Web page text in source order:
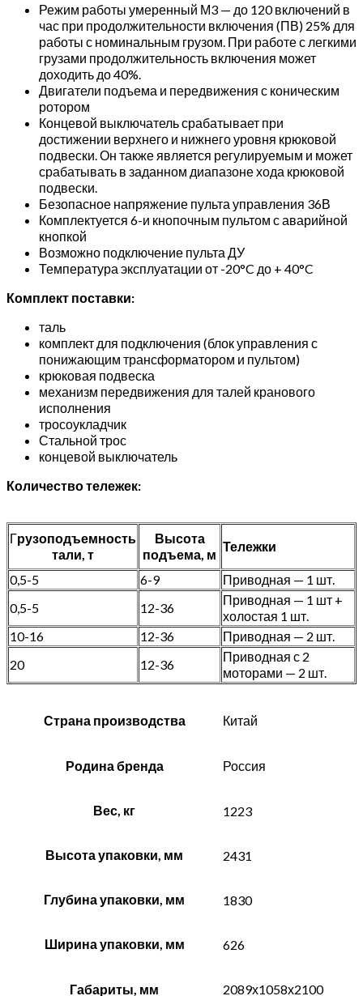
Режим работы умеренный М3 — до 120 включений в
час при продолжительности включения (ПВ) 25% для
работы с номинальным грузом. При работе с легкими
грузами продолжительность включения может
доходить до 40%.
Двигатели подъема и передвижения с коническим
ротором
Концевой выключатель срабатывает при
достижении верхнего и нижнего уровня крюковой
подвески. Он также является регулируемым и может
срабатывать в заданном диапазоне хода крюковой
подвески.
Безопасное напряжение пульта управления 36В
Комплектуется 6-и кнопочным пультом с аварийной
кнопкой
Возможно подключение пульта ДУ
Температура эксплуатации от -20°C до + 40°C
Комплект поставки:
таль
комплект для подключения (блок управления с
понижающим трансформатором и пультом)
крюковая подвеска
механизм передвижения для талей кранового
исполнения
тросоукладчик
Стальной трос
концевой выключатель
Количество тележек:
Грузоподъемность
тали, т
Высота
подъема, м
Тележки
0,5-5 6-9
Приводная — 1 шт.
0,5-5
12-36
Приводная — 1 шт +
холостая 1 шт.
10-16
12-36
Приводная — 2 шт.
20
12-36
Приводная с 2
моторами — 2 шт.
Страна производства Китай
Родина бренда Россия
Вес, кг 1223
Высота упаковки, мм 2431
Глубина упаковки, мм 1830
Ширина упаковки, мм 626
Габариты, мм 2089х1058х2100